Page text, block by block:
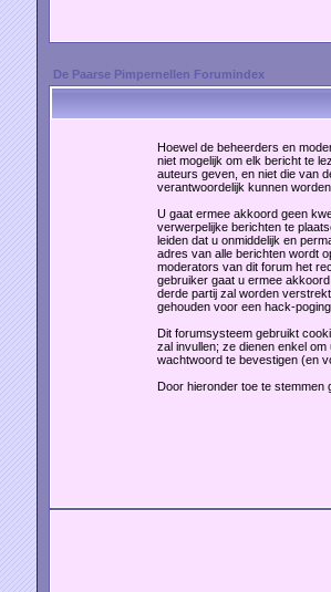
De Paarse Pimpernellen Forumindex
Hoewel de beheerders en
niet mogelijk om elk bericht te
auteurs geven, en niet die van
verantwoordelijk kunnen
U gaat ermee akkoord geen
verwerpelijke berichten te
leiden dat u onmiddelijk en
adres van alle berichten wordt
moderators van dit forum het
gebruiker gaat u ermee
derde partij zal worden
gehouden voor een hack-
Dit forumsysteem gebruikt
zal invullen; ze dienen enkel
wachtwoord te bevestigen (en
Door hieronder toe te stemmen